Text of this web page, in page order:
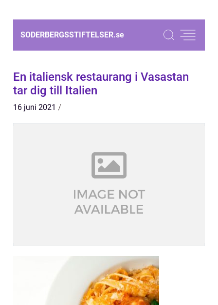
SODERBERGSSTIFTELSER.se
En italiensk restaurang i Vasastan
tar dig till Italien
16 juni 2021